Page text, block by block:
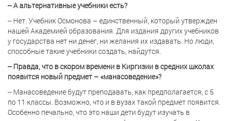
-- А альтернативные учебники есть?
-- Нет. Учебник Осмонова – единственный, который утвержден
нашей Академией образования. Для издания других учебников
у государства нет ни денег, ни желания их издавать. Но люди,
способные такие учебники создать, найдутся.
-- Правда, что в скором времени в Киргизии в средних школах
появится новый предмет – «манасоведение»?
-- Манасоведение будут преподавать, как предполагается, с 5
по 11 классы. Возможно, что и в вузах такой предмет появится.
Особенно печально, что это наши дети будут изучать в